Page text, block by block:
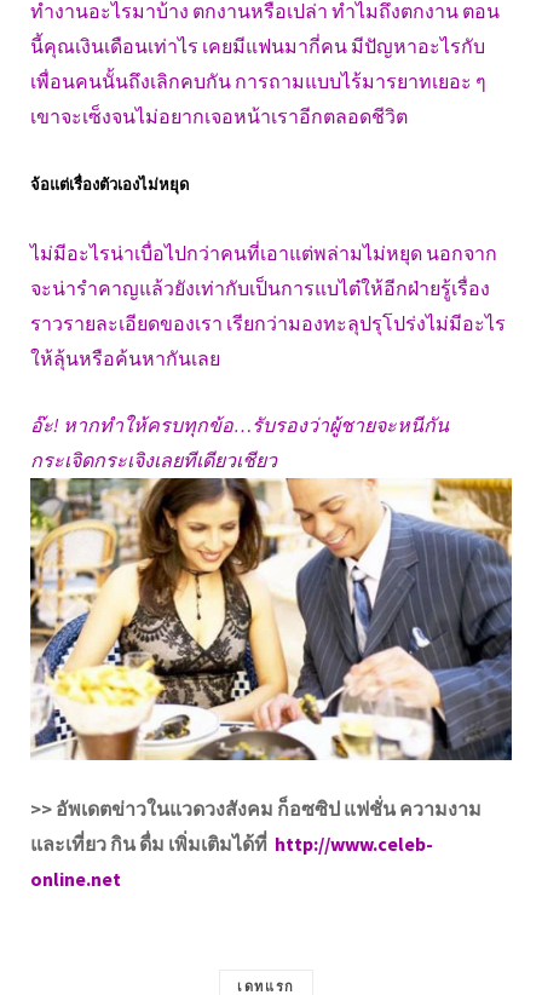
ทำงานอะไรมาบ้าง ตกงานหรือเปล่า ทำไมถึงตกงาน ตอน
นี้คุณเงินเดือนเท่าไร เคยมีแฟนมากี่คน มีปัญหาอะไรกับ
เพื่อนคนนั้นถึงเลิกคบกัน การถามแบบไร้มารยาทเยอะ ๆ
เขาจะเซ็งจนไม่อยากเจอหน้าเราอีกตลอดชีวิต
จ้อแต่เรื่องตัวเองไม่หยุด
ไม่มีอะไรน่าเบื่อไปกว่าคนที่เอาแต่พล่ามไม่หยุด นอกจาก
จะน่ารำคาญแล้วยังเท่ากับเป็นการแบไต๋ให้อีกฝ่ายรู้เรื่อง
ราวรายละเอียดของเรา เรียกว่ามองทะลุปรุโปร่งไม่มีอะไร
ให้ลุ้นหรือค้นหากันเลย
อ๊ะ! หากทำให้ครบทุกข้อ…รับรองว่าผู้ชายจะหนีกัน
กระเจิดกระเจิงเลยทีเดียวเชียว
>> อัพเดตข่าวในแวดวงสังคม ก็อซซิป แฟชั่น ความงาม
และเที่ยว กิน ดื่ม เพิ่มเติมได้ที่ http://www.celeb-
online.net
เดทแรก